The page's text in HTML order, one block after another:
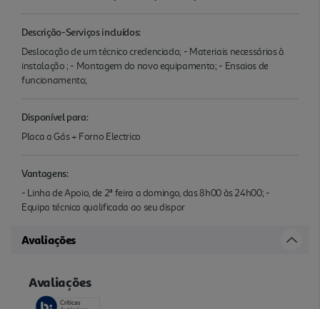
Descrição-Serviços incluídos:
Deslocação de um técnico credenciado; - Materiais necessários à
instalação ; - Montagem do novo equipamento; - Ensaios de
funcionamento;
Disponível para:
Placa a Gás + Forno Electrico
Vantagens:
- Linha de Apoio, de 2ª feira a domingo, das 8h00 às 24h00; -
Equipa técnica qualificada ao seu dispor
Avaliações